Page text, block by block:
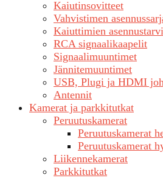
Kaiutinsovitteet
Vahvistimen
Kaiuttimien
RCA signaalikaapelit
Signaalimuuntimet
Jännitemuuntimet
USB, Plugi ja HDMI
Antennit
Kamerat ja parkkitutkat
Peruutuskamerat
Peruutuskamerat
Peruutuskamerat
Liikennekamerat
Parkkitutkat